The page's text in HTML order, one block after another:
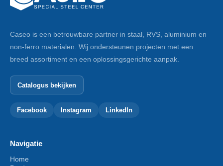
Caseo is een betrouwbare partner in staal, RVS, aluminium en
non-ferro materialen. Wij ondersteunen projecten met een
breed assortiment en een oplossingsgerichte aanpak.
Catalogus bekijken
Facebook Instagram LinkedIn
Navigatie
Home